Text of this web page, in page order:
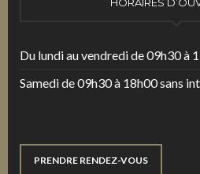
Du lundi au vendredi de 09h30 à
Samedi de 09h30 à 18h00 sans
PRENDRE RENDEZ-VOUS